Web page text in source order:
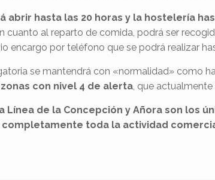
abrir hasta las 20 horas y la hostelería
cuanto al reparto de comida, podrá ser
encargo por teléfono que se podrá realizar
se mantendrá con «normalidad» como
con nivel 4 de alerta, que actualmente
Línea de la Concepción y Añora son los
toda la actividad